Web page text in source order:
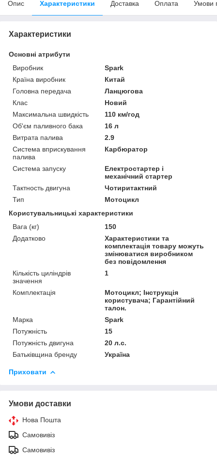
Опис Характеристики Доставка Оплата Умови
Характеристики
Основні атрибути
Виробник
Spark
Країна виробник
Китай
Головна передача
Ланцюгова
Клас
Новий
Максимальна швидкість
110 км/год
Об'єм паливного бака
16 л
Витрата палива
2.9
Система вприскування
палива
Карбюратор
Система запуску
Електростартер і
механічний стартер
Тактность двигуна
Чотиритактний
Тип
Мотоцикл
Користувальницькі характеристики
Вага (кг)
150
Додатково
Характеристики та
комплектація товару можуть
змінюватися виробником
без повідомлення
Кількість циліндрів
значення
1
Комплектація
Мотоцикл; Інструкція
користувача; Гарантійний
талон.
Марка
Spark
Потужність
15
Потужність двигуна
20 л.с.
Батьківщина бренду
Україна
Приховати
Умови доставки
Нова Пошта
Самовивіз
Самовивіз